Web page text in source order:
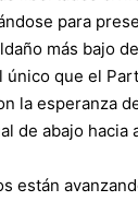
para
más bajo
único que el
la esperanza
de abajo hacia
están